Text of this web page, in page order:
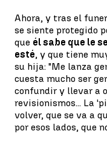
Ahora, y tras el
se siente protegido
que él sabe que le
esté, y que tiene
su hija: "Me lanza
cuesta mucho ser
confundir y llevar a
revisionismos... La
volver, que se va a
por esos lados, que